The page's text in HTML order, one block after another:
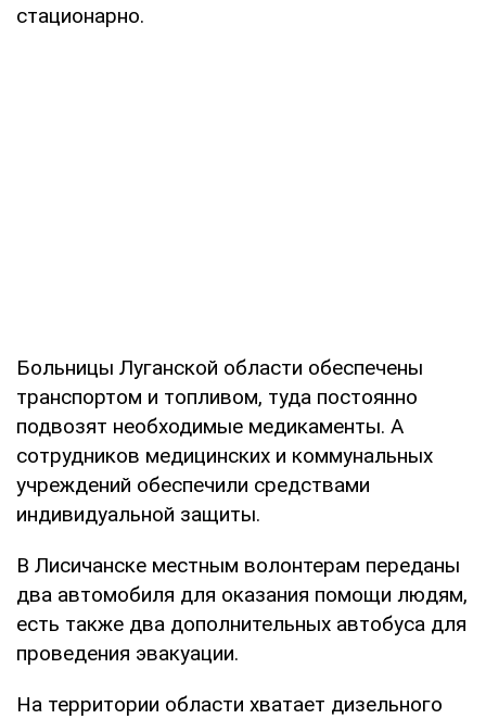
стационарно.
Больницы Луганской области обеспечены
транспортом и топливом, туда постоянно
подвозят необходимые медикаменты. А
сотрудников медицинских и коммунальных
учреждений обеспечили средствами
индивидуальной защиты.
В Лисичанске местным волонтерам переданы
два автомобиля для оказания помощи людям,
есть также два дополнительных автобуса для
проведения эвакуации.
На территории области хватает дизельного